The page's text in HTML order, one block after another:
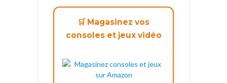
🛒 Magasinez vos
consoles et jeux vidéo